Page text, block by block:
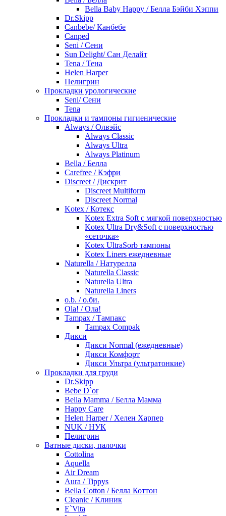
Bella Baby Happy / Белла Бэйби Хэппи
Dr.Skipp
Canbebe/ Канбебе
Canped
Seni / Сени
Sun Delight/ Сан Делайт
Tena / Тена
Helen Harper
Пелигрин
Прокладки урологические
Seni/ Сени
Tena
Прокладки и тампоны гигиенические
Always / Олвэйс
Always Classic
Always Ultra
Always Platinum
Bella / Белла
Carefree / Кэфри
Discreet / Дискрит
Discreet Multiform
Discreet Normal
Kotex / Котекс
Kotex Extra Soft с мягкой поверхностью
Kotex Ultra Dry&Soft с поверхностью
«сеточка»
Kotex UltraSorb тампоны
Kotex Liners ежедневные
Naturella / Натурелла
Naturella Classic
Naturella Ultra
Naturella Liners
o.b. / о.би.
Ola! / Ола!
Tampax / Тампакс
Tampax Compak
Дикси
Дикси Normal (ежедневные)
Дикси Комфорт
Дикси Ультра (ультратонкие)
Прокладки для груди
Dr.Skipp
Bebe D`or
Bella Mamma / Белла Мамма
Happy Care
Helen Harper / Хелен Харпер
NUK / НУК
Пелигрин
Ватные диски, палочки
Cottolina
Aquella
Air Dream
Aura / Tippys
Bella Cotton / Белла Коттон
Cleanic / Клиник
E`Vita